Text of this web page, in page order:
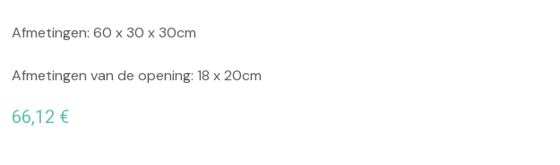
Afmetingen: 60 x 30 x 30cm
Afmetingen van de opening: 18 x 20cm
66,12 €